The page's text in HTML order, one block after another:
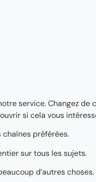
service. Changez
si cela vous
chaînes préférées.
sur tous les sujets.
d’autres choses.